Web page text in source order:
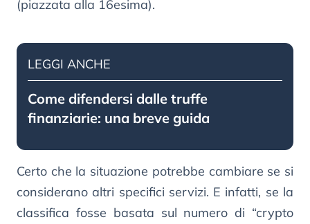
(piazzata alla 16esima).
LEGGI ANCHE
Come difendersi dalle truffe
finanziarie: una breve guida
Certo che la situazione potrebbe cambiare se si
considerano altri specifici servizi. E infatti, se la
classifica fosse basata sul numero di “crypto